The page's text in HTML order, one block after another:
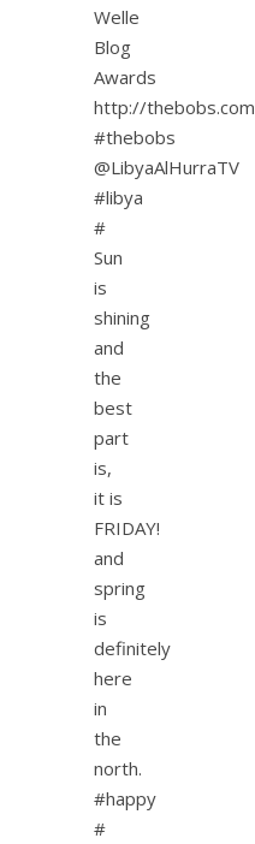
Welle
Blog
Awards
http://thebobs.com
#thebobs
@LibyaAlHurraTV
#libya
#
Sun
is
shining
and
the
best
part
is,
it is
FRIDAY!
and
spring
is
definitely
here
in
the
north.
#happy
#